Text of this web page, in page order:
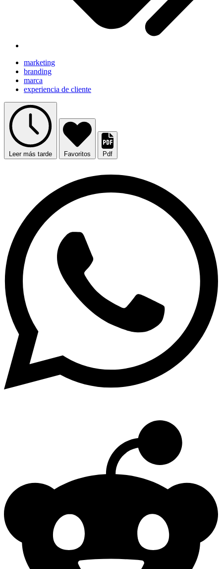
marketing
branding
marca
experiencia de cliente
Leer más tarde Favoritos Pdf